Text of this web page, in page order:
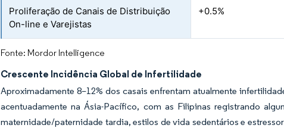
Proliferação de Canais de Distribuição
On-line e Varejistas
+0.5%
Fonte: Mordor Intelligence
Crescente Incidência Global de Infertilidade
Aproximadamente 8–12% dos casais enfrentam atualmente
acentuadamente na Ásia-Pacífico, com as Filipinas registrando
maternidade/paternidade tardia, estilos de vida sedentários e